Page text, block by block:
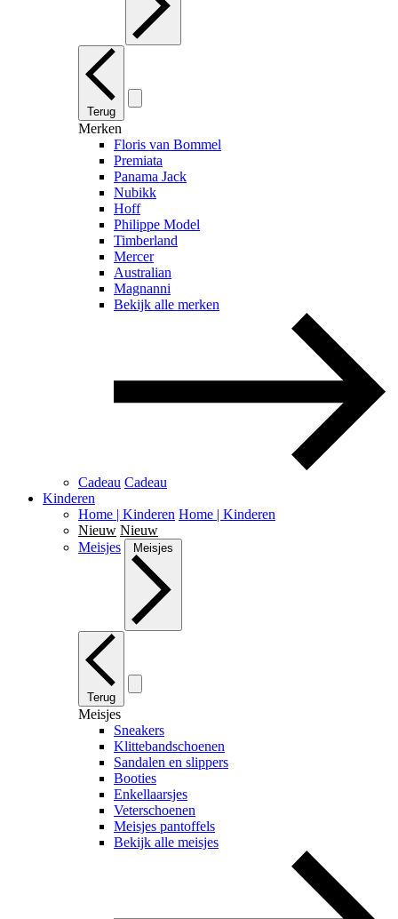
Terug
Merken
Floris van Bommel
Premiata
Panama Jack
Nubikk
Hoff
Philippe Model
Timberland
Mercer
Australian
Magnanni
Bekijk alle merken
Cadeau Cadeau
Kinderen
Home | Kinderen Home | Kinderen
Nieuw Nieuw
Meisjes
Meisjes
Terug
Meisjes
Sneakers
Klittebandschoenen
Sandalen en slippers
Booties
Enkellaarsjes
Veterschoenen
Meisjes pantoffels
Bekijk alle meisjes